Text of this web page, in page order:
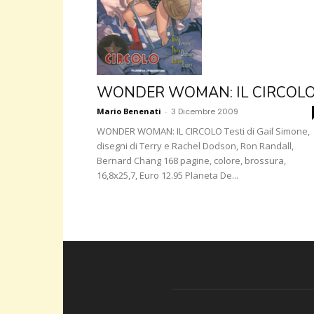
WONDER WOMAN: IL
Mario Benenati - 3 Dicembre 2009
WONDER WOMAN: IL CIRCOLO Testi di Gail Simone,
disegni di Terry e Rachel Dodson, Ron Randall,
Bernard Chang 168 pagine, colore, brossura,
16,8x25,7, Euro 12.95 Planeta De...